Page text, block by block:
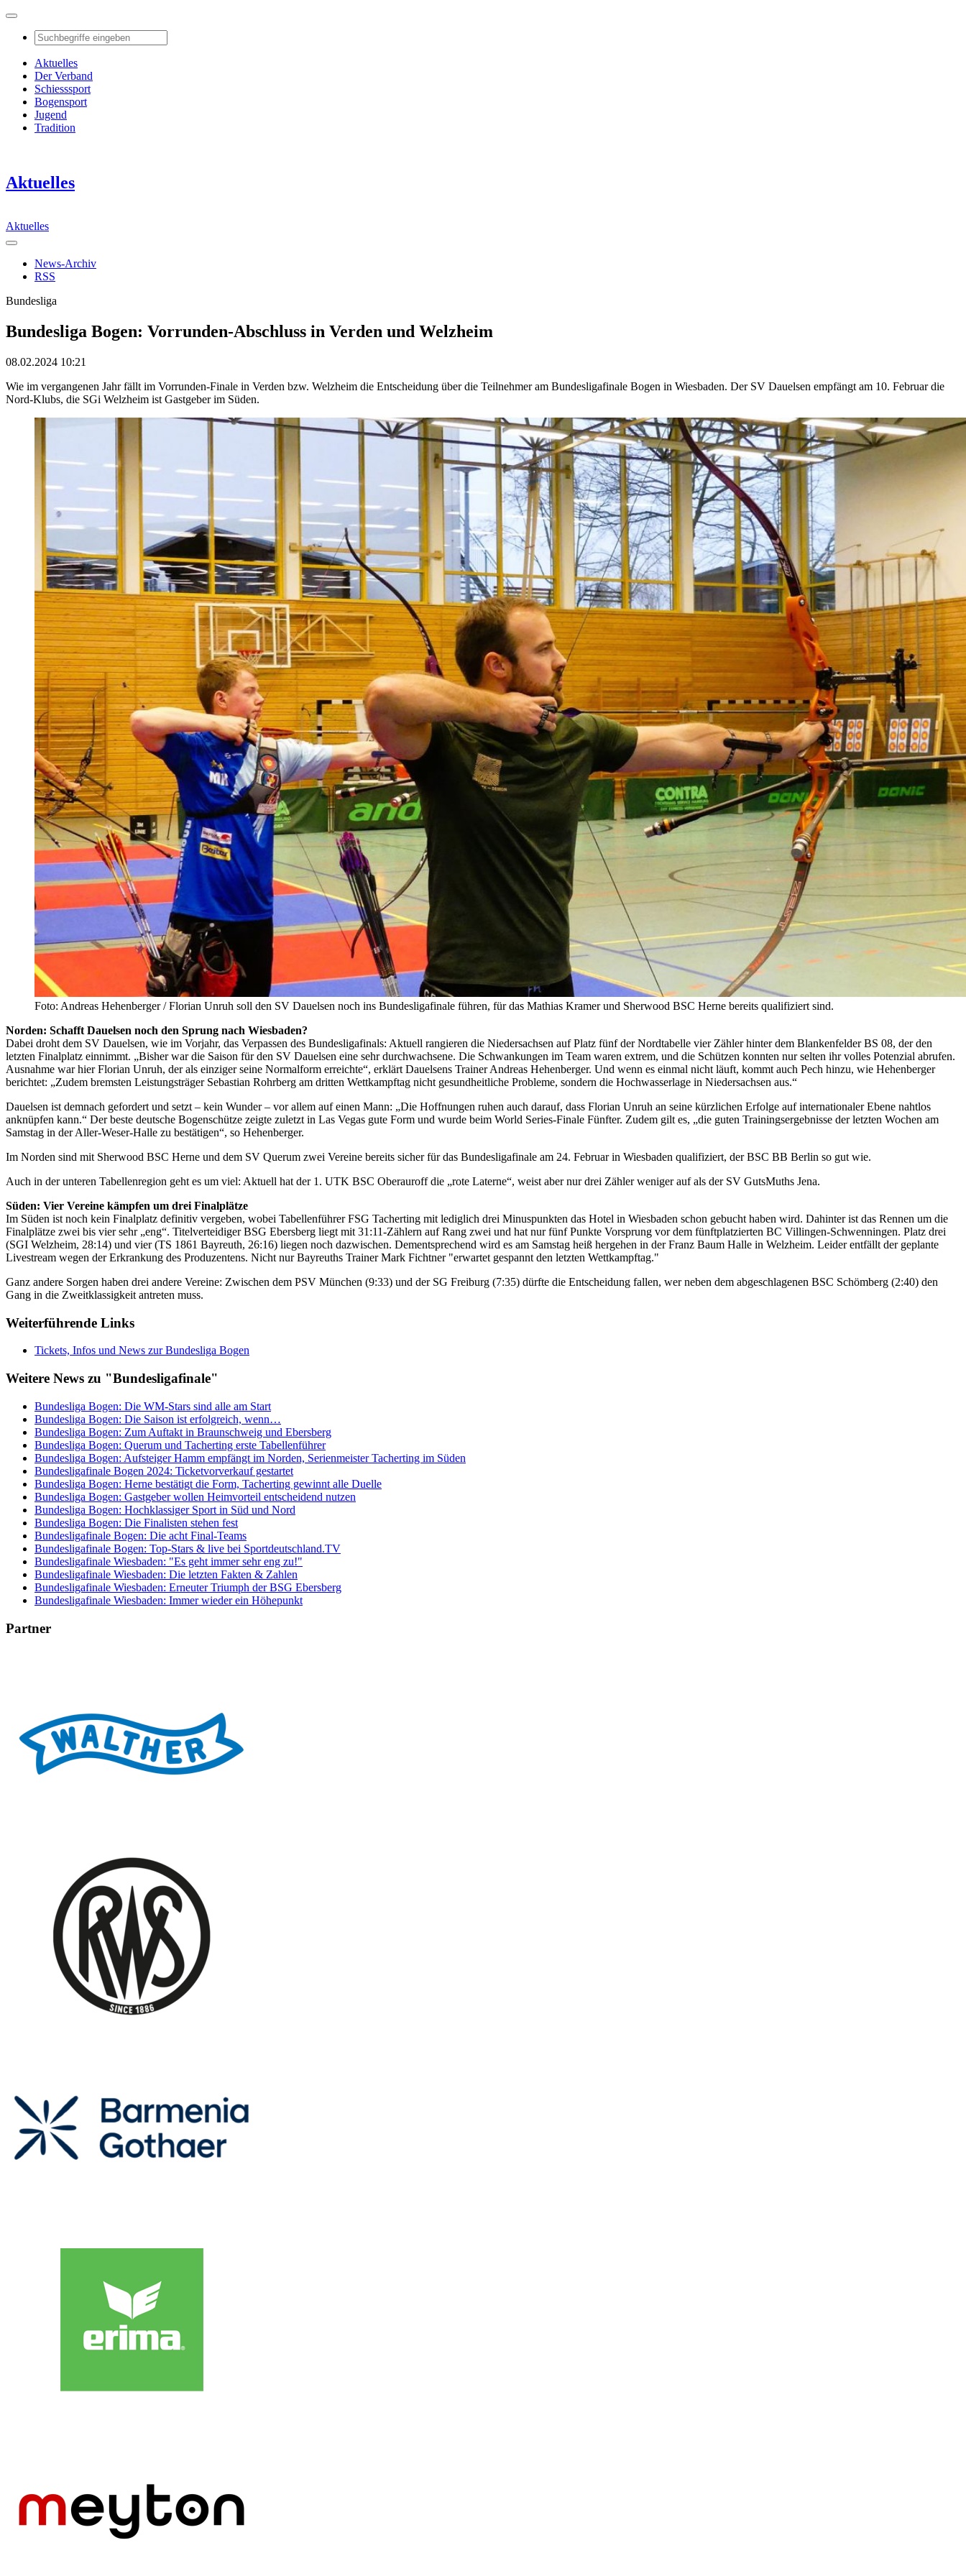
Aktuelles
Der Verband
Schiesssport
Bogensport
Jugend
Tradition
Aktuelles
Aktuelles
News-Archiv
RSS
Bundesliga
Bundesliga Bogen: Vorrunden-Abschluss in Verden und Welzheim
08.02.2024 10:21
Wie im vergangenen Jahr fällt im Vorrunden-Finale in Verden bzw. Welzheim die Entscheidung über die Teilnehmer am Bundesligafinale Bogen in Wiesbaden. Der SV Dauelsen empfängt am 10. Februar die
Nord-Klubs, die SGi Welzheim ist Gastgeber im Süden.
Foto: Andreas Hehenberger / Florian Unruh soll den SV Dauelsen noch ins Bundesligafinale führen, für das Mathias Kramer und Sherwood BSC Herne bereits qualifiziert sind.
Norden: Schafft Dauelsen noch den Sprung nach Wiesbaden?
Dabei droht dem SV Dauelsen, wie im Vorjahr, das Verpassen des Bundesligafinals: Aktuell rangieren die Niedersachsen auf Platz fünf der Nordtabelle vier Zähler hinter dem Blankenfelder BS 08, der den
letzten Finalplatz einnimmt. „Bisher war die Saison für den SV Dauelsen eine sehr durchwachsene. Die Schwankungen im Team waren extrem, und die Schützen konnten nur selten ihr volles Potenzial abrufen.
Ausnahme war hier Florian Unruh, der als einziger seine Normalform erreichte“, erklärt Dauelsens Trainer Andreas Hehenberger. Und wenn es einmal nicht läuft, kommt auch Pech hinzu, wie Hehenberger
berichtet: „Zudem bremsten Leistungsträger Sebastian Rohrberg am dritten Wettkampftag nicht gesundheitliche Probleme, sondern die Hochwasserlage in Niedersachsen aus.“
Dauelsen ist demnach gefordert und setzt – kein Wunder – vor allem auf einen Mann: „Die Hoffnungen ruhen auch darauf, dass Florian Unruh an seine kürzlichen Erfolge auf internationaler Ebene nahtlos
anknüpfen kann.“ Der beste deutsche Bogenschütze zeigte zuletzt in Las Vegas gute Form und wurde beim World Series-Finale Fünfter. Zudem gilt es, „die guten Trainingsergebnisse der letzten Wochen am
Samstag in der Aller-Weser-Halle zu bestätigen“, so Hehenberger.
Im Norden sind mit Sherwood BSC Herne und dem SV Querum zwei Vereine bereits sicher für das Bundesligafinale am 24. Februar in Wiesbaden qualifiziert, der BSC BB Berlin so gut wie.
Auch in der unteren Tabellenregion geht es um viel: Aktuell hat der 1. UTK BSC Oberauroff die „rote Laterne“, weist aber nur drei Zähler weniger auf als der SV GutsMuths Jena.
Süden: Vier Vereine kämpfen um drei Finalplätze
Im Süden ist noch kein Finalplatz definitiv vergeben, wobei Tabellenführer FSG Tacherting mit lediglich drei Minuspunkten das Hotel in Wiesbaden schon gebucht haben wird. Dahinter ist das Rennen um die
Finalplätze zwei bis vier sehr „eng“. Titelverteidiger BSG Ebersberg liegt mit 31:11-Zählern auf Rang zwei und hat nur fünf Punkte Vorsprung vor dem fünftplatzierten BC Villingen-Schwenningen. Platz drei
(SGI Welzheim, 28:14) und vier (TS 1861 Bayreuth, 26:16) liegen noch dazwischen. Dementsprechend wird es am Samstag heiß hergehen in der Franz Baum Halle in Welzheim. Leider entfällt der geplante
Livestream wegen der Erkrankung des Produzentens. Nicht nur Bayreuths Trainer Mark Fichtner "erwartet gespannt den letzten Wettkampftag."
Ganz andere Sorgen haben drei andere Vereine: Zwischen dem PSV München (9:33) und der SG Freiburg (7:35) dürfte die Entscheidung fallen, wer neben dem abgeschlagenen BSC Schömberg (2:40) den
Gang in die Zweitklassigkeit antreten muss.
Weiterführende Links
Tickets, Infos und News zur Bundesliga Bogen
Weitere News zu "Bundesligafinale"
Bundesliga Bogen: Die WM-Stars sind alle am Start
Bundesliga Bogen: Die Saison ist erfolgreich, wenn…
Bundesliga Bogen: Zum Auftakt in Braunschweig und Ebersberg
Bundesliga Bogen: Querum und Tacherting erste Tabellenführer
Bundesliga Bogen: Aufsteiger Hamm empfängt im Norden, Serienmeister Tacherting im Süden
Bundesligafinale Bogen 2024: Ticketvorverkauf gestartet
Bundesliga Bogen: Herne bestätigt die Form, Tacherting gewinnt alle Duelle
Bundesliga Bogen: Gastgeber wollen Heimvorteil entscheidend nutzen
Bundesliga Bogen: Hochklassiger Sport in Süd und Nord
Bundesliga Bogen: Die Finalisten stehen fest
Bundesligafinale Bogen: Die acht Final-Teams
Bundesligafinale Bogen: Top-Stars & live bei Sportdeutschland.TV
Bundesligafinale Wiesbaden: "Es geht immer sehr eng zu!"
Bundesligafinale Wiesbaden: Die letzten Fakten & Zahlen
Bundesligafinale Wiesbaden: Erneuter Triumph der BSG Ebersberg
Bundesligafinale Wiesbaden: Immer wieder ein Höhepunkt
Partner